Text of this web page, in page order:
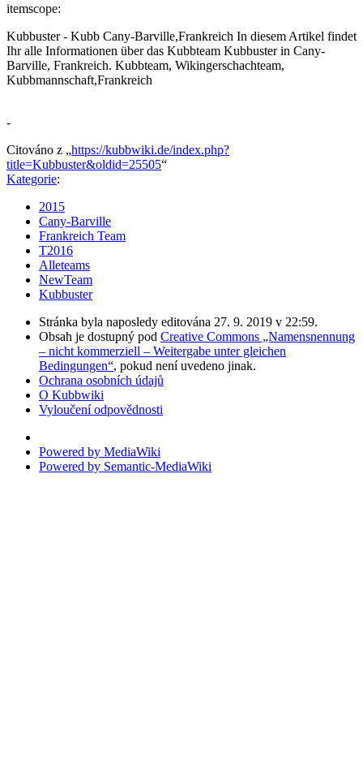
itemscope:
Kubbuster - Kubb Cany-Barville,Frankreich In diesem Artikel findet
Ihr alle Informationen über das Kubbteam Kubbuster in Cany-
Barville, Frankreich. Kubbteam, Wikingerschachteam,
Kubbmannschaft,Frankreich
-
Citováno z „https://kubbwiki.de/index.php?
title=Kubbuster&oldid=25505“
Kategorie:
2015
Cany-Barville
Frankreich Team
T2016
Alleteams
NewTeam
Kubbuster
Stránka byla naposledy editována 27. 9. 2019 v 22:59.
Obsah je dostupný pod Creative Commons „Namensnennung
– nicht kommerziell – Weitergabe unter gleichen
Bedingungen“, pokud není uvedeno jinak.
Ochrana osobních údajů
O Kubbwiki
Vyloučení odpovědnosti
Powered by MediaWiki
Powered by Semantic-MediaWiki